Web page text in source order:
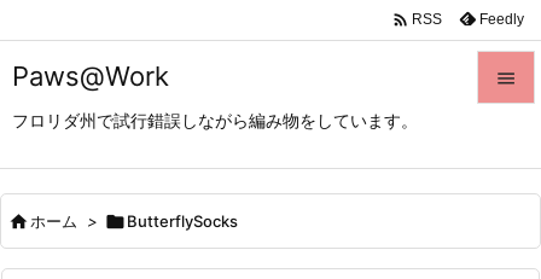
Paws@Work
フロリダ州で試行錯誤しながら編み物をしています。



 RSS Feedly
ホーム > ButterflySocks